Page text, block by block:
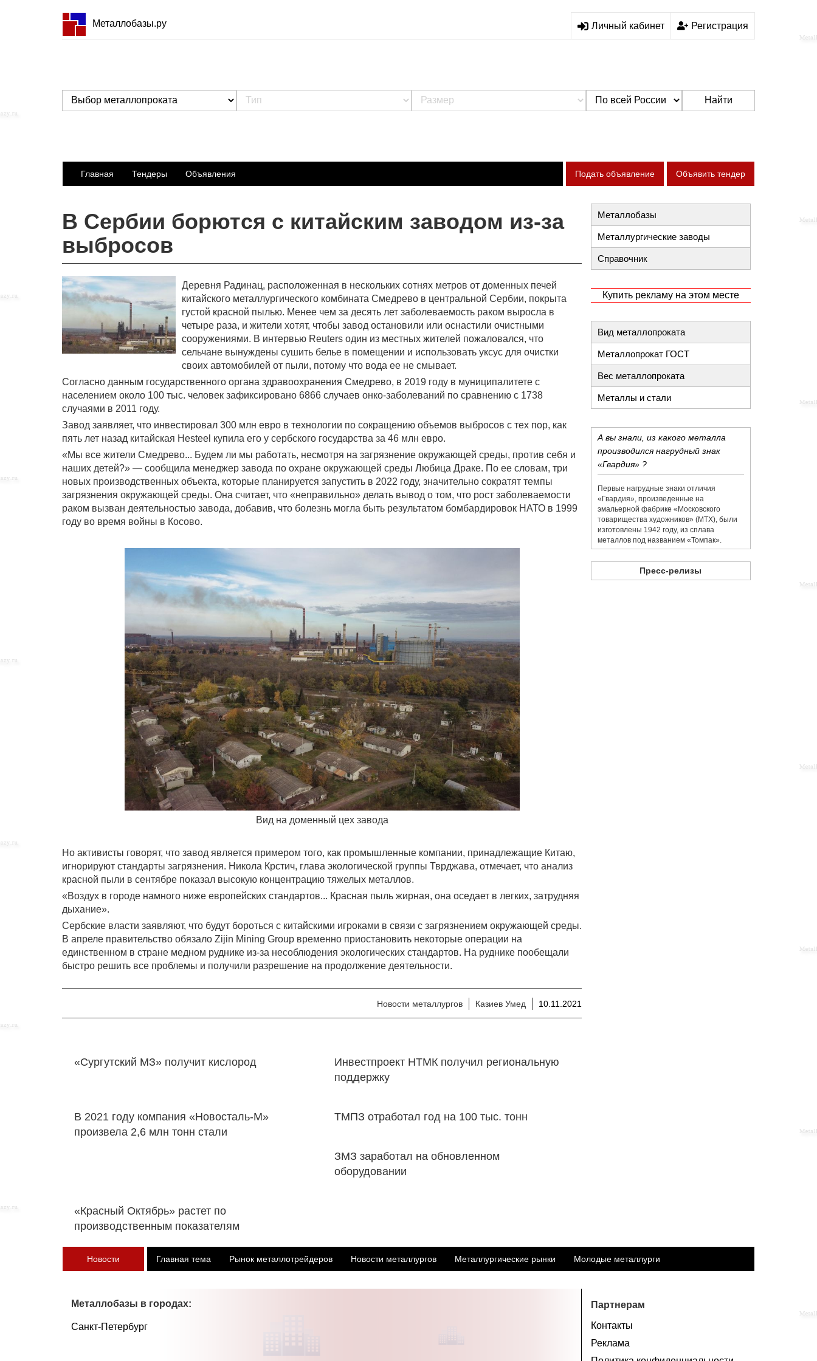
Металлобазы.ру Личный кабинет Регистрация
Найти
Главная Тендеры Объявления Подать объявление Объявить тендер
В Сербии борются с китайским заводом из-за
выбросов
Деревня Радинац, расположенная в нескольких сотнях метров от доменных печей
китайского металлургического комбината Смедрево в центральной Сербии, покрыта
густой красной пылью. Менее чем за десять лет заболеваемость раком выросла в
четыре раза, и жители хотят, чтобы завод остановили или оснастили очистными
сооружениями. В интервью Reuters один из местных жителей пожаловался, что
сельчане вынуждены сушить белье в помещении и использовать уксус для очистки
своих автомобилей от пыли, потому что вода ее не смывает.
Согласно данным государственного органа здравоохранения Смедрево, в 2019 году в муниципалитете с
населением около 100 тыс. человек зафиксировано 6866 случаев онко-заболеваний по сравнению с 1738
случаями в 2011 году.
Завод заявляет, что инвестировал 300 млн евро в технологии по сокращению объемов выбросов с тех пор, как
пять лет назад китайская Hesteel купила его у сербского государства за 46 млн евро.
«Мы все жители Смедрево... Будем ли мы работать, несмотря на загрязнение окружающей среды, против себя и
наших детей?» — сообщила менеджер завода по охране окружающей среды Любица Драке. По ее словам, три
новых производственных объекта, которые планируется запустить в 2022 году, значительно сократят темпы
загрязнения окружающей среды. Она считает, что «неправильно» делать вывод о том, что рост заболеваемости
раком вызван деятельностью завода, добавив, что болезнь могла быть результатом бомбардировок НАТО в 1999
году во время войны в Косово.
Вид на доменный цех завода
Но активисты говорят, что завод является примером того, как промышленные компании, принадлежащие Китаю,
игнорируют стандарты загрязнения. Никола Крстич, глава экологической группы Тврджава, отмечает, что анализ
красной пыли в сентябре показал высокую концентрацию тяжелых металлов.
«Воздух в городе намного ниже европейских стандартов... Красная пыль жирная, она оседает в легких, затрудняя
дыхание».
Сербские власти заявляют, что будут бороться с китайскими игроками в связи с загрязнением окружающей среды.
В апреле правительство обязало Zijin Mining Group временно приостановить некоторые операции на
единственном в стране медном руднике из-за несоблюдения экологических стандартов. На руднике пообещали
быстро решить все проблемы и получили разрешение на продолжение деятельности.
Новости металлургов Казиев Умед 10.11.2021
«Сургутский МЗ» получит кислород
Инвестпроект НТМК получил региональную
поддержку
В 2021 году компания «Новосталь-М»
произвела 2,6 млн тонн стали
ТМПЗ отработал год на 100 тыс. тонн
ЗМЗ заработал на обновленном
оборудовании
«Красный Октябрь» растет по
производственным показателям
Металлобазы
Металлургические заводы
Справочник
Купить рекламу на этом месте
Вид металлопроката
Металлопрокат ГОСТ
Вес металлопроката
Металлы и стали
А вы знали, из какого металла
производился нагрудный знак
«Гвардия» ?
Первые нагрудные знаки отличия
«Гвардия», произведенные на
эмальерной фабрике «​Московского
товарищества художников»​ (МТХ), были
изготовлены 1942 году, из сплава
металлов под названием «​Томпак».
Пресс-релизы
Новости Главная тема Рынок металлотрейдеров Новости металлургов Металлургические рынки Молодые металлурги
Металлобазы в городах:
Санкт-Петербург
Партнерам
Контакты
Реклама